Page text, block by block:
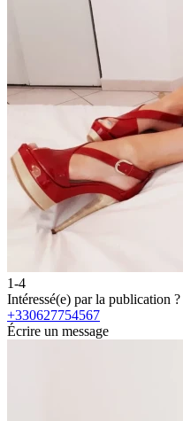
1-4
Intéressé(e) par la publication ?
+330627754567
Écrire un message